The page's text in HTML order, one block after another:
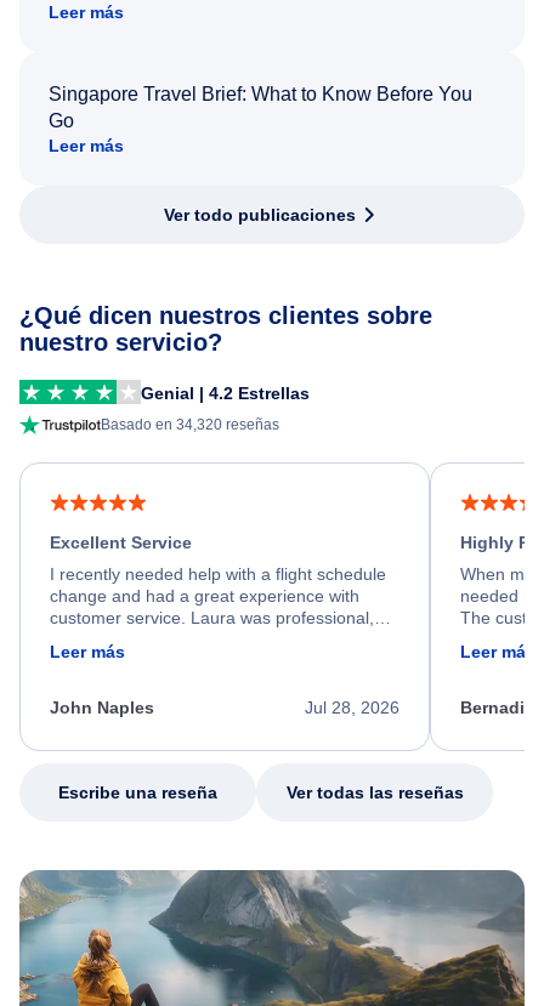
Leer más
Singapore Travel Brief: What to Know Before You
Go
Leer más
Ver todo publicaciones
¿Qué dicen nuestros clientes sobre
nuestro servicio?
Genial | 4.2 Estrellas
Basado en 34,320 reseñas
Excellent Service
I recently needed help with a flight schedule
change and had a great experience with
customer service. Laura was professional,
friendly, and very helpful throughout the
process. She quickly found a solution and
appreciate her excellent service.
Leer más
Jul 28, 2026
John Naples
Highly
When my
needed
The
calm,
my issue.
Leer más
Escribe una reseña Ver todas las reseñas